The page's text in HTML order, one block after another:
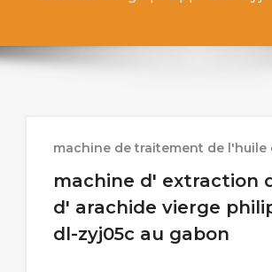
machine de traitement de l'huile
machine d' extraction
d' arachide vierge
dl-zyj05c au gabon